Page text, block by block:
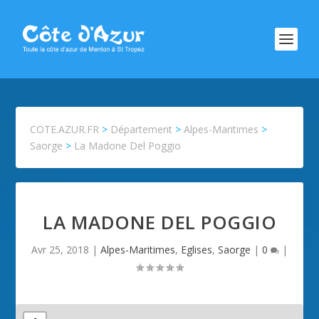
COTE.AZUR.FR > Département >Alpes-Maritimes >
Saorge > La Madone Del Poggio
LA MADONE DEL POGGIO
Avr 25, 2018 | Alpes-Maritimes, Eglises, Saorge | 0 |